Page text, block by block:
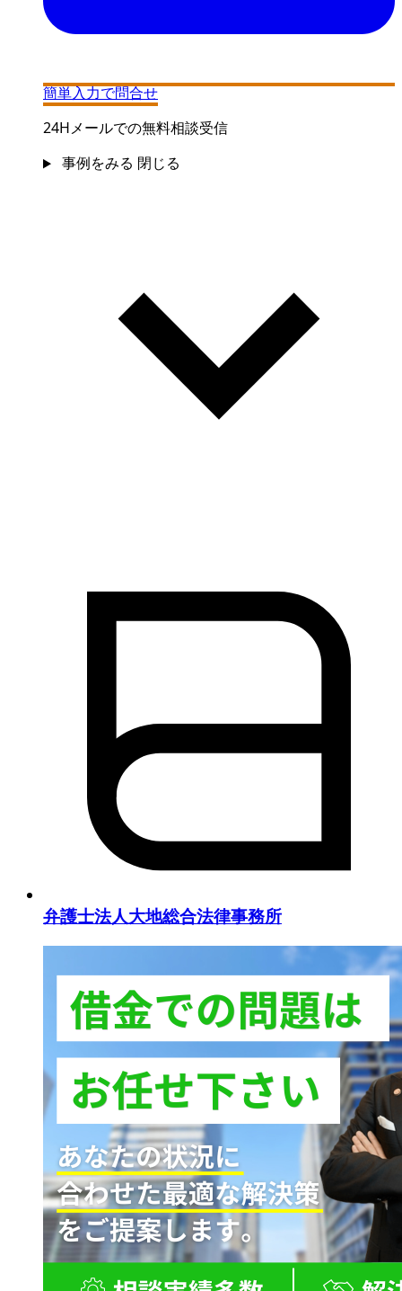
簡単入力で問合せ
24Hメールでの無料相談受信
事例をみる 閉じる
弁護士法人大地総合法律事務所